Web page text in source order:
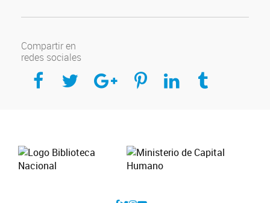
Compartir en
redes sociales
Compartir en Facebook Compartir en Twitter Compartir en Google Plus Compartir en Pinterest Compartir en Linkedin Compartir en Tumblr